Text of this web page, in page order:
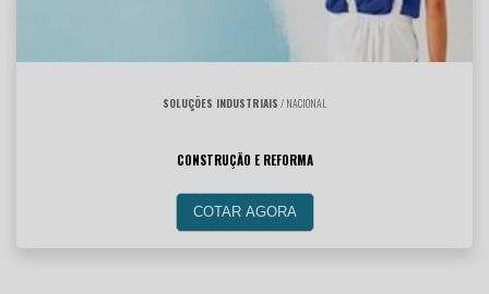
SOLUÇÕES INDUSTRIAIS / NACIONAL
CONSTRUÇÃO E REFORMA
COTAR AGORA